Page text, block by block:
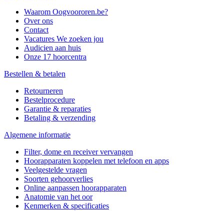
Waarom Oogvoororen.be?
Over ons
Contact
Vacatures We zoeken jou
Audicien aan huis
Onze 17 hoorcentra
Bestellen & betalen
Retourneren
Bestelprocedure
Garantie & reparaties
Betaling & verzending
Algemene informatie
Filter, dome en receiver vervangen
Hoorapparaten koppelen met telefoon en apps
Veelgestelde vragen
Soorten gehoorverlies
Online aanpassen hoorapparaten
Anatomie van het oor
Kenmerken & specificaties